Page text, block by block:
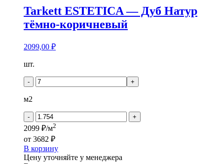
Tarkett ESTETICA — Дуб Натур
тёмно-коричневый
2099,00 ₽
Количество
Tarkett
-
Натур
тёмно-
коричневый
шт.
- +
м2
- +
2099 ₽/м2
от 3682 ₽
В корзину
Цену уточняйте у менеджера